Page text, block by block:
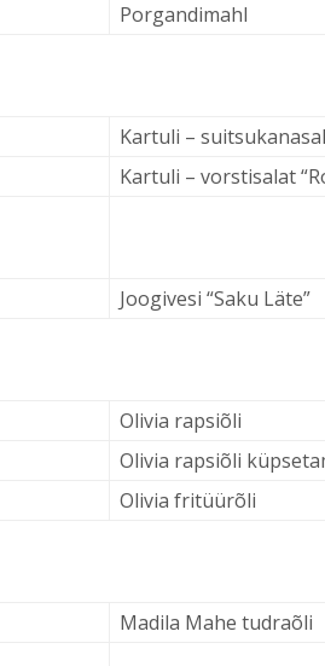
Porgandimahl
Kartuli –
Kartuli – vorstisalat
Joogivesi “Saku Läte”
Olivia rapsiõli
Olivia rapsiõli
Olivia fritüürõli
Madila Mahe tudraõli